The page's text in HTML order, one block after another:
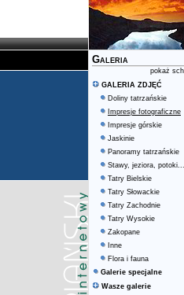
Galeria
pokaż
GALERIA ZDJĘĆ
Doliny tatrzańskie
Impresje fotograficzne
Impresje górskie
Jaskinie
Panoramy tatrzańskie
Stawy, jeziora, potoki...
Tatry Bielskie
Tatry Słowackie
Tatry Zachodnie
Tatry Wysokie
Zakopane
Inne
Flora i fauna
Galerie specjalne
Wasze galerie